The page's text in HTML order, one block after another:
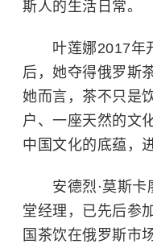
斯人的生活日常。
叶莲娜2017年开
后，她夺得俄罗斯
她而言，茶不只是
户、一座天然的文
中国文化的底蕴，
安德烈·莫斯卡
堂经理，已先后参
国茶饮在俄罗斯市